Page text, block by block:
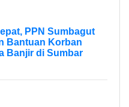
PPN Sumbagut
Bantuan Korban
Banjir di Sumbar